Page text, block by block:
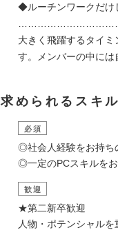
◆ルーチンワークだけ
大きく飛躍するタイ
す。メンバーの中には
求められるスキ
必須
◎社会人経験をお持ち
◎一定のPCスキルをお
歓迎
★第二新卒歓迎
人物・ポテンシャルを